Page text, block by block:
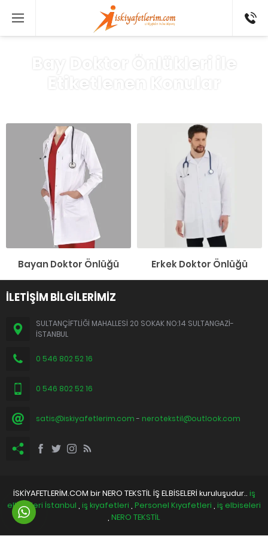
802 52
Bay Doktor Önlükleri ile
Etiketlenen Konular
Bayan Doktor Önlüğü Erkek Doktor Önlüğü
İLETİŞİM BİLGİLERİMİZ
SULTANÇİFTLİĞİ MAHALLESİ 20 SOKAK NO:14 SULTANGAZİ-
İSTANBUL
0 546 802 52 16
0 546 802 52 16
satis@iskiyafetlerim.com - nerotekstil@outlook.com
İSKİYAFETLERİM.COM bir NERO TEKSTİL İŞ ELBİSELERİ kuruluşudur.. iş
elbiseleri İstanbul , iş kıyafetleri , Personel Kıyafetleri , iş elbiseleri
, NERO TEKSTİL